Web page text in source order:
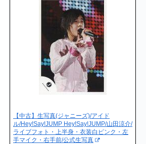
【中古】生写真(ジャニーズ)/アイド
ル/Hey!Say!JUMP Hey!Say!JUMP/山田涼介/
ライブフォト・上半身・衣装白ピンク・左
手マイク・右手前/公式生写真